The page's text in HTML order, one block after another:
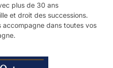
plus de 30 ans
et droit des successions.
accompagne dans toutes vos